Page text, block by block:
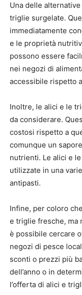
Una delle
triglie surgelate.
immediatamente
e le proprietà
possono essere
nei negozi di
accessibile rispetto
Inoltre, le alici e le
da considerare.
costosi rispetto a
comunque un
nutrienti. Le alici e
utilizzate in una
antipasti.
Infine, per coloro
e triglie fresche, ma
è possibile cercare
negozi di pesce
sconti o prezzi più
dell’anno o in
l’offerta di alici e